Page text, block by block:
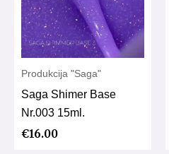
Produkcija "Saga"
Saga Shimer Base
Nr.003 15ml.
€16.00